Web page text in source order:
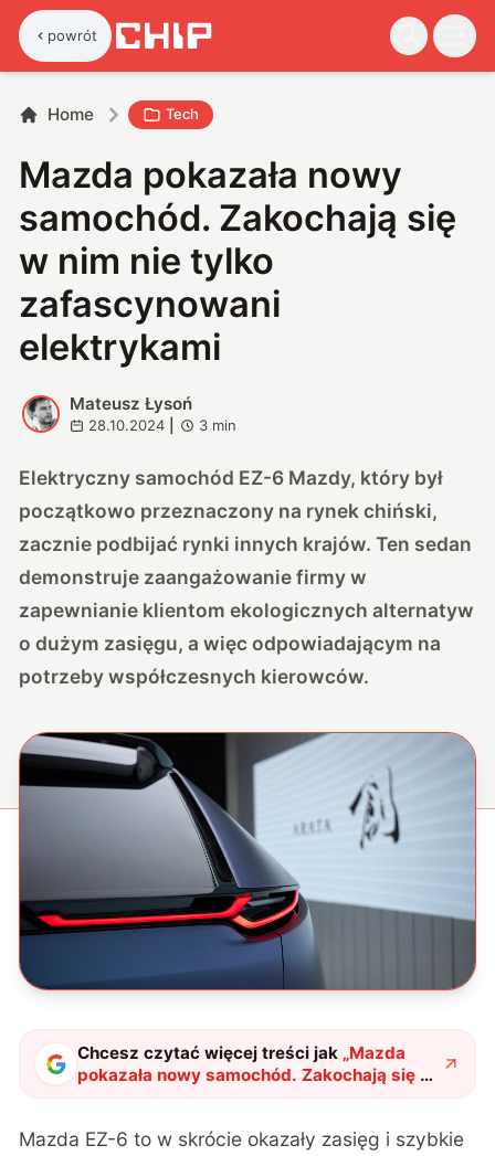
powrót
Home Tech
Mazda pokazała nowy
samochód. Zakochają się
w nim nie tylko
zafascynowani
elektrykami
M
Mateusz Łysoń
28.10.2024 3 min
Elektryczny samochód EZ-6 Mazdy, który był
początkowo przeznaczony na rynek chiński,
zacznie podbijać rynki innych krajów. Ten sedan
demonstruje zaangażowanie firmy w
zapewnianie klientom ekologicznych alternatyw
o dużym zasięgu, a więc odpowiadającym na
potrzeby współczesnych kierowców.
Chcesz czytać więcej treści jak „Mazda
pokazała nowy samochód. Zakochają się w
nim nie tylko zafascynowani elektrykami"?
Mazda EZ-6 to w skrócie okazały zasięg i szybkie